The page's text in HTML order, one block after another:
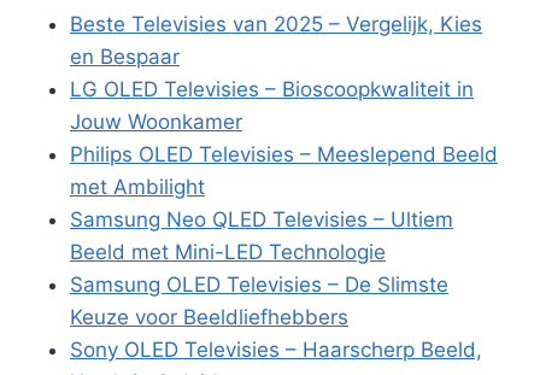
Beste Televisies van 2025 – Vergelijk, Kies
en Bespaar
LG OLED Televisies – Bioscoopkwaliteit in
Jouw Woonkamer
Philips OLED Televisies – Meeslepend Beeld
met Ambilight
Samsung Neo QLED Televisies – Ultiem
Beeld met Mini-LED Technologie
Samsung OLED Televisies – De Slimste
Keuze voor Beeldliefhebbers
Sony OLED Televisies – Haarscherp Beeld,